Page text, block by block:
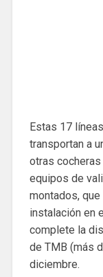
Estas 17
transportan a
otras
equipos de
montados,
instalación en
complete la
de TMB (más
diciembre.